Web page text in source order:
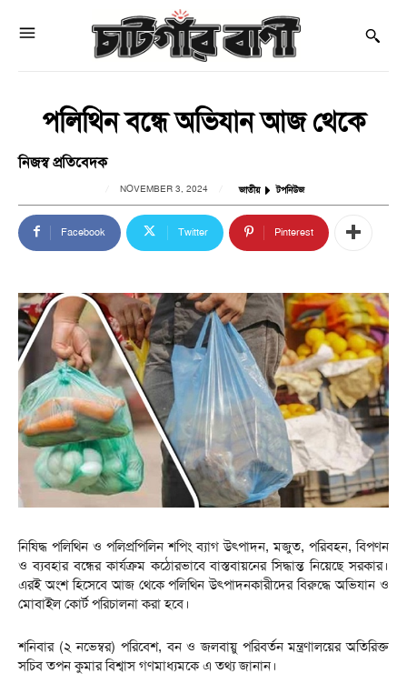
পলিথিন বন্ধে অভিযান আজ থেকে
নিজস্ব প্রতিবেদক
NOVEMBER 3, 2024 জাতীয় টপনিউজ
Facebook Twitter Pinterest
নিষিদ্ধ পলিথিন ও পলিপ্রপিলিন শপিং ব্যাগ উৎপাদন, মজুত, পরিবহন, বিপণন
ও ব্যবহার বন্ধের কার্যক্রম কঠোরভাবে বাস্তবায়নের সিদ্ধান্ত নিয়েছে সরকার।
এরই অংশ হিসেবে আজ থেকে পলিথিন উৎপাদনকারীদের বিরুদ্ধে অভিযান ও
মোবাইল কোর্ট পরিচালনা করা হবে।
শনিবার (২ নভেম্বর) পরিবেশ, বন ও জলবায়ু পরিবর্তন মন্ত্রণালয়ের অতিরিক্ত
সচিব তপন কুমার বিশ্বাস গণমাধ্যমকে এ তথ্য জানান।